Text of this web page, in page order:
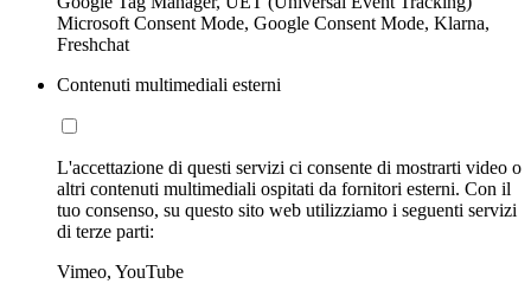
Microsoft Consent Mode, Google Consent Mode, Klarna,
Freshchat
Contenuti multimediali esterni
L'accettazione di questi servizi ci consente di mostrarti video o
altri contenuti multimediali ospitati da fornitori esterni. Con il
tuo consenso, su questo sito web utilizziamo i seguenti servizi
di terze parti:
Vimeo, YouTube